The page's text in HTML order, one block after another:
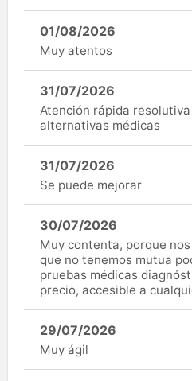
01/08/2026
Muy atentos
31/07/2026
Atención rápida
alternativas médicas
31/07/2026
Se puede mejorar
30/07/2026
Muy contenta, porque
que no tenemos mutua
pruebas médicas
precio, accesible a
29/07/2026
Muy ágil